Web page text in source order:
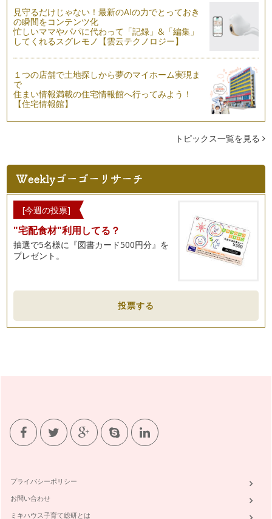
見守るだけじゃない！最新のAIの力でとっておき
の瞬間をコンテンツ化
忙しいママやパパに代わって「記録」&「編集」
してくれるスグレモノ【雲云テクノロジー】
１つの店舗で土地探しから夢のマイホーム実現ま
で
住まい情報満載の住宅情報館へ行ってみよう！
【住宅情報館】
トピックス一覧を見る
[今週の投票]
"宅配食材"利用してる？
抽選で5名様に『図書カード500円分』を
プレゼント。
投票する
プライバシーポリシー
お問い合わせ
ミキハウス子育て総研とは